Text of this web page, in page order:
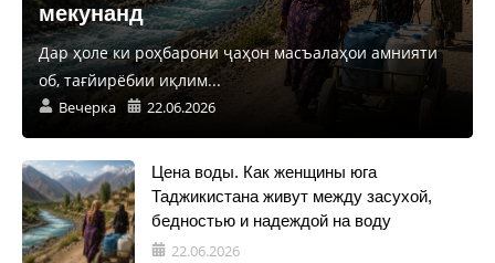
мекунанд
Дар ҳоле ки роҳбарони ҷаҳон масъалаҳои амнияти
об, тағйирёбии иқлим...
Вечерка 22.06.2026
Цена воды. Как женщины юга
Таджикистана живут между засухой,
бедностью и надеждой на воду
22.06.2026